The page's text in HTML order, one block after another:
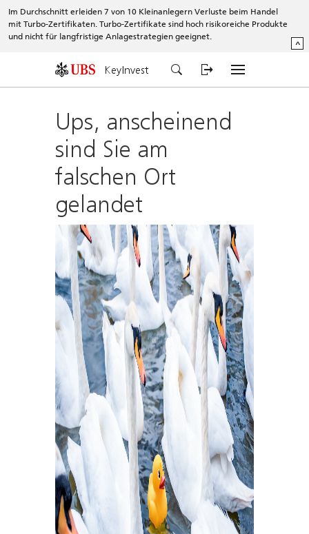
Im Durchschnitt erleiden 7 von 10 Kleinanlegern Verluste beim Handel
mit Turbo-Zertifikaten. Turbo-Zertifikate sind hoch risikoreiche Produkte
und nicht für langfristige Anlagestrategien geeignet.
^
KeyInvest
Ups, anscheinend
sind Sie am
falschen Ort
gelandet